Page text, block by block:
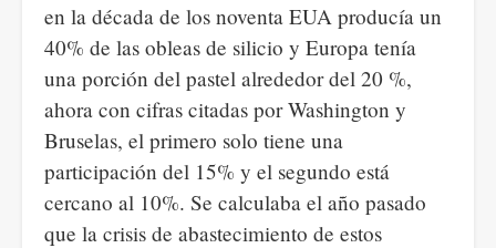
en la década de los noventa EUA producía un
40% de las obleas de silicio y Europa tenía
una porción del pastel alrededor del 20 %,
ahora con cifras citadas por Washington y
Bruselas, el primero solo tiene una
participación del 15% y el segundo está
cercano al 10%. Se calculaba el año pasado
que la crisis de abastecimiento de estos